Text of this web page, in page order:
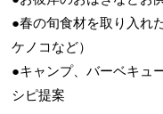
●春の旬食材を取り入れ
ケノコなど）
●キャンプ、バーベキュ
シピ提案